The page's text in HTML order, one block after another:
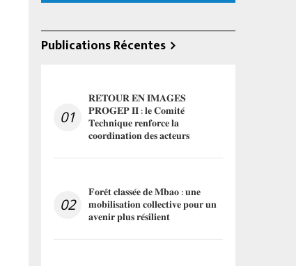
Publications Récentes
01
𝐑𝐄𝐓𝐎𝐔𝐑 𝐄𝐍 𝐈𝐌𝐀𝐆𝐄𝐒
𝐏𝐑𝐎𝐆𝐄𝐏 𝐈𝐈 : 𝐥𝐞 𝐂𝐨𝐦𝐢𝐭𝐞́
𝐓𝐞𝐜𝐡𝐧𝐢𝐪𝐮𝐞 𝐫𝐞𝐧𝐟𝐨𝐫𝐜𝐞 𝐥𝐚
𝐜𝐨𝐨𝐫𝐝𝐢𝐧𝐚𝐭𝐢𝐨𝐧 𝐝𝐞𝐬 𝐚𝐜𝐭𝐞𝐮𝐫𝐬
02
𝐅𝐨𝐫𝐞̂𝐭 𝐜𝐥𝐚𝐬𝐬𝐞́𝐞 𝐝𝐞 𝐌𝐛𝐚𝐨 : 𝐮𝐧𝐞
𝐦𝐨𝐛𝐢𝐥𝐢𝐬𝐚𝐭𝐢𝐨𝐧 𝐜𝐨𝐥𝐥𝐞𝐜𝐭𝐢𝐯𝐞 𝐩𝐨𝐮𝐫 𝐮𝐧
𝐚𝐯𝐞𝐧𝐢𝐫 𝐩𝐥𝐮𝐬 𝐫𝐞́𝐬𝐢𝐥𝐢𝐞𝐧𝐭